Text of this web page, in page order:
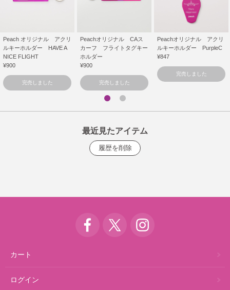
Peach オリジナル アクリ
ルキーホルダー HAVE A
NICE FLIGHT
¥900
完売しました
Peachオリジナル CAス
カーフ フライトタグキー
ホルダー
¥900
完売しました
Peachオリジナル アクリ
ルキーホルダー PurpleC
¥847
完売しました
最近見たアイテム
カート
ログイン